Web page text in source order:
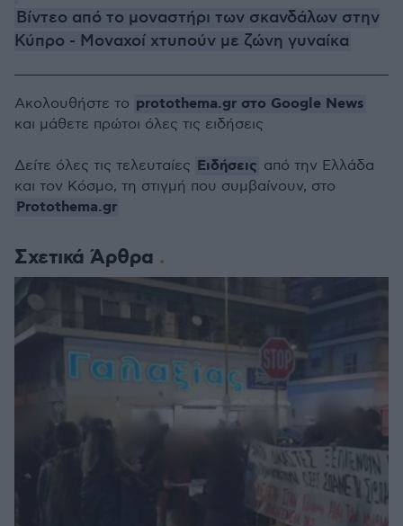
Βίντεο από το μοναστήρι των σκανδάλων στην
Κύπρο - Μοναχοί χτυπούν με ζώνη γυναίκα
Σχετικά Άρθρα
Ακολουθήστε το protothema.gr στο Google News
και μάθετε πρώτοι όλες τις ειδήσεις
Δείτε όλες τις τελευταίες Ειδήσεις από την Ελλάδα
και τον Κόσμο, τη στιγμή που συμβαίνουν, στο
Protothema.gr